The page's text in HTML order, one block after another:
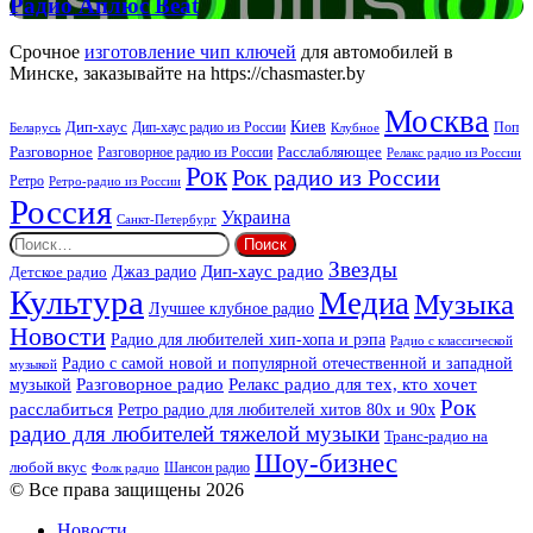
Аплюс
Beat
Радио Аплюс Beat
Срочное изготовление чип ключей для автомобилей в
Минске, заказывайте на https://chasmaster.by
Беларусь Дип-хаус Дип-хаус радио из России Киев Клубное Москва Поп
Разговорное Разговорное радио из России Расслабляющее Релакс радио из России
Ретро Ретро-радио из России РокРок радио из России
Россия Санкт-Петербург Украина
Найти:
Детское радио Джаз радио Дип-хаус радио Звезды
Культура Лучшее клубное радио МедиаМузыка
Новости Радио для любителей хип-хопа и рэпа Радио с классической
музыкой Радио с самой новой и популярной отечественной и западной
музыкой Разговорное радио Релакс радио для тех, кто хочет
расслабиться Ретро радио для любителей хитов 80х и 90х Рок
радио для любителей тяжелой музыки Транс-радио на
любой вкус Фолк радио Шансон радио Шоу-бизнес
© Все права защищены 2026